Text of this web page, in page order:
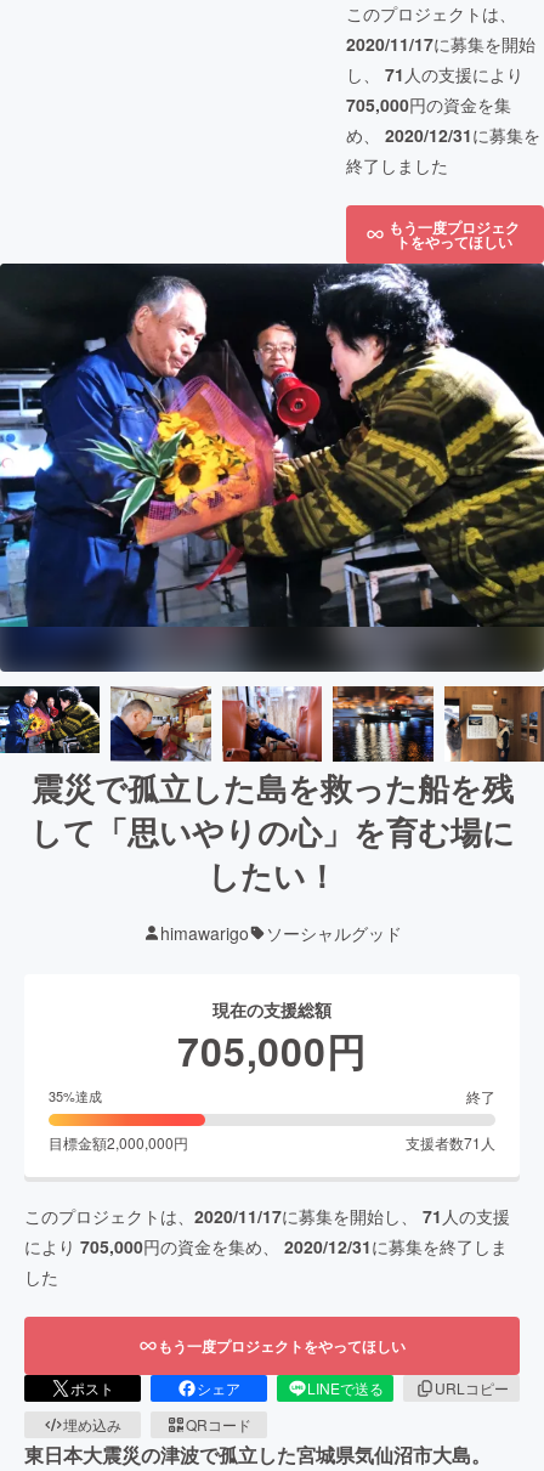
このプロジェクトは、
2020/11/17に募集を開始
し、 71 人の支援により
705,000円の資金を集
め、 2020/12/31に募集を
終了しました
もう一度プロジェク
トをやってほしい
震災で孤立した島を救った船を残
して「思いやりの心」を育む場に
したい！
himawarigo ソーシャルグッド
現在の支援総額
705,000円
35%達成 終了
目標金額2,000,000円 支援者数71 人
このプロジェクトは、 2020/11/17に募集を開始し、 71 人の支援
により 705,000円の資金を集め、 2020/12/31に募集を終了しま
した
もう一度プロジェクトをやってほしい
ポスト シェア LINEで送る
URLコピー
埋め込み
QRコード
東日本大震災の津波で孤立した宮城県気仙沼市大島。